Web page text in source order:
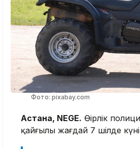
Фото: pixabay.com
Астана, NEGE. Өңірлік
қайғылы жағдай 7 шілде